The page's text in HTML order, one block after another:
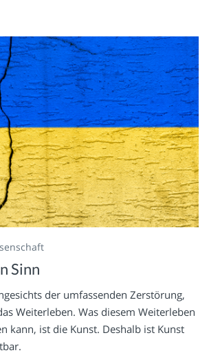
Sinn
der umfassenden Zerstörung,
Weiterleben. Was diesem Weiterleben
kann, ist die Kunst. Deshalb ist Kunst